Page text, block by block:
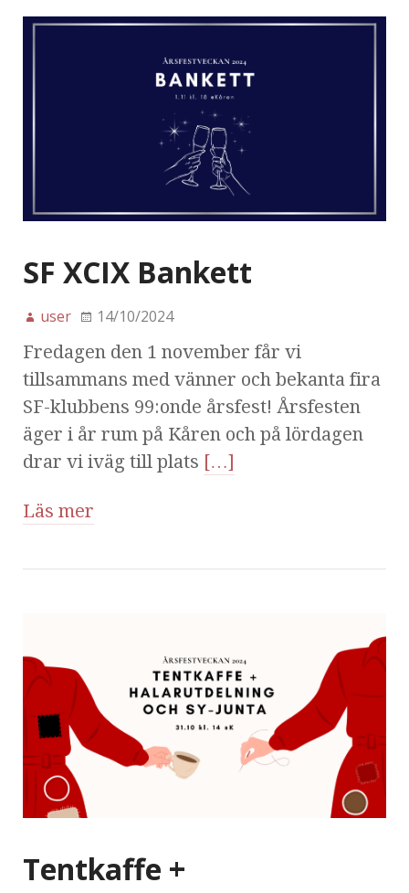
SF XCIX Bankett
user 14/10/2024
Fredagen den 1 november får vi
tillsammans med vänner och bekanta fira
SF-klubbens 99:onde årsfest! Årsfesten
äger i år rum på Kåren och på lördagen
drar vi iväg till plats […]
Läs mer
Tentkaffe +